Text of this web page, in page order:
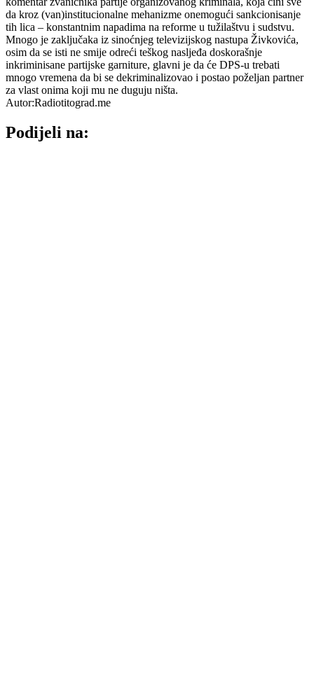
da kroz (van)institucionalne mehanizme onemogući sankcionisanje
tih lica – konstantnim napadima na reforme u tužilaštvu i sudstvu.
Mnogo je zaključaka iz sinoćnjeg televizijskog nastupa Živkovića,
osim da se isti ne smije odreći teškog nasljeđa doskorašnje
inkriminisane partijske garniture, glavni je da će DPS-u trebati
mnogo vremena da bi se dekriminalizovao i postao poželjan partner
za vlast onima koji mu ne duguju ništa.
Autor:Radiotitograd.me
Podijeli na: